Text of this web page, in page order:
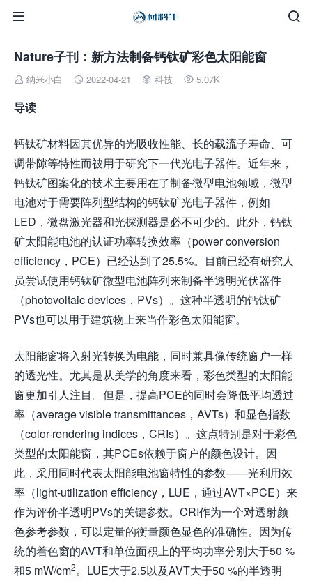


Nature子刊：新方法制备钙钛矿彩色太阳能窗
 纳米小白  2022-04-21  科技  5.07K
导读
钙钛矿材料因其优异的光吸收性能、长的载流子寿命、可
调带隙等特性而被用于研究下一代光电子器件。近年来，
钙钛矿图案化的技术主要用在了制备微型电池领域，微型
电池对于需要阵列型结构的钙钛矿光电子器件，例如
LED，微盘激光器和光探测器是必不可少的。此外，钙钛
矿太阳能电池的认证功率转换效率（power conversion
efficiency，PCE）已经达到了25.5%。目前已经有研究人
员尝试使用钙钛矿微型电池阵列来制备半透明光伏器件
（photovoltaic devices，PVs）。这种半透明的钙钛矿
PVs也可以用于建筑物上来当作彩色太阳能窗。
太阳能窗将入射光转换为电能，同时兼具像传统窗户一样
的透光性。尤其是从美学的角度来看，彩色类型的太阳能
窗更加引人注目。但是，提高PCE的同时会降低平均透过
率（average visible transmittances，AVTs）和显色指数
（color-rendering indices，CRIs）。这点特别是对于彩色
类型的太阳能窗，其PCEs依赖于窗户的颜色设计。因
此，采用同时代表太阳能电池窗特性的参数——光利用效
率（light-utilization efficiency，LUE，通过AVT×PCE）来
作为评价半透明PVs的关键参数。CRI作为一个对透射颜
色参考参数，可以定量的衡量颜色显色的准确性。因为传
统的着色窗的AVT和单位面积上的平均功率分别大于50 %
和5 mW/cm2。LUE大于2.5以及AVT大于50 %的半透明